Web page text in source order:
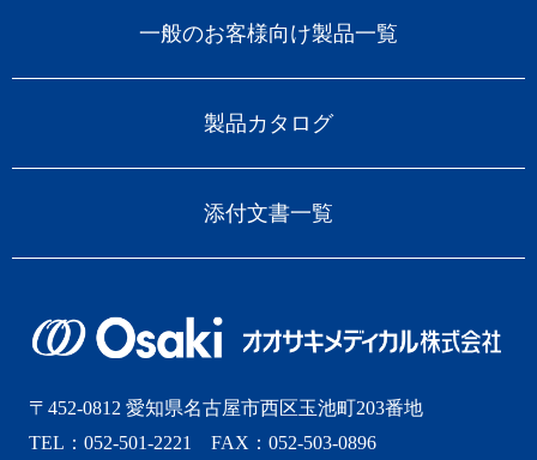
一般のお客様向け製品一覧
製品カタログ
添付文書一覧
〒452-0812 愛知県名古屋市西区玉池町203番地
TEL：052-501-2221 FAX：052-503-0896